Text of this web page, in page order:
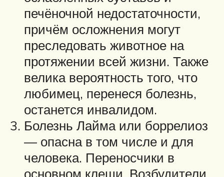
печёночной недостаточности,
причём осложнения могут
преследовать животное на
протяжении всей жизни. Также
велика вероятность того, что
любимец, перенеся болезнь,
останется инвалидом.
Болезнь Лайма или боррелиоз
— опасна в том числе и для
человека. Переносчики в
основном клещи. Возбудители